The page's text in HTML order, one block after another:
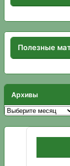
Полезные
Архивы
Архивы